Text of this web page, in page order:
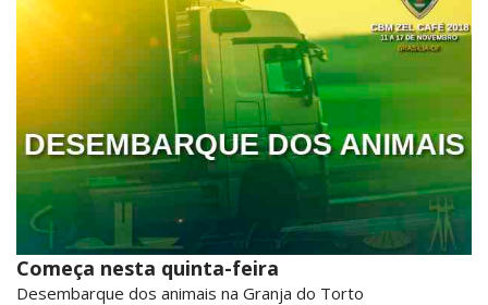
Começa nesta quinta-feira
Desembarque dos animais na Granja do Torto